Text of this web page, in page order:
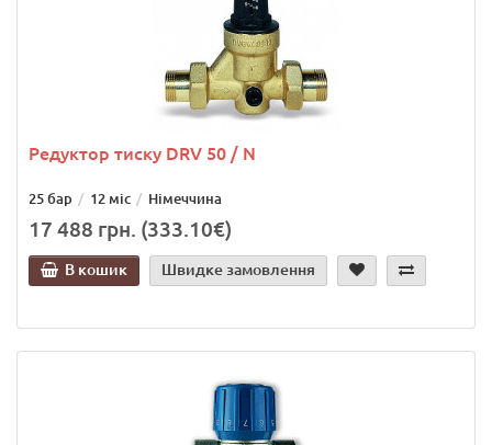
Редуктор тиску DRV 50 / N
25 бар 12 міс Німеччина
17 488 грн. (333.10€)
В кошик Швидке замовлення